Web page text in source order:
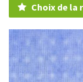
Choix de la